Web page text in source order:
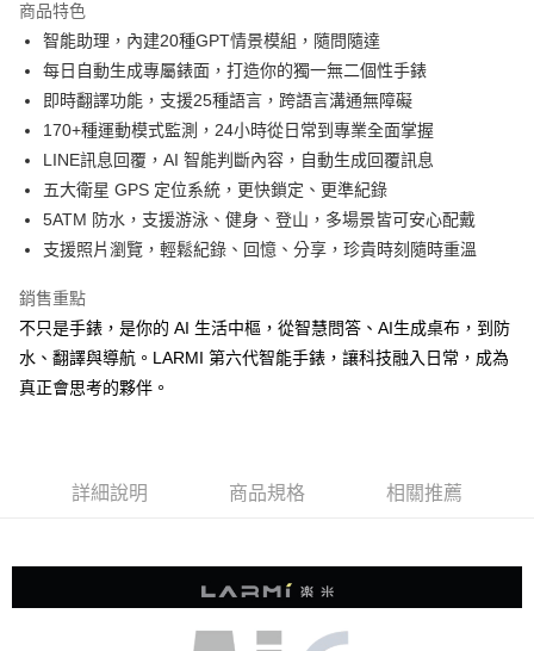
合作金庫商業銀行
華南商業銀行
彰化商業銀行
上海商業儲蓄銀行
台北富邦商業銀行
國泰世華商業銀行
兆豐國際商業銀行
臺灣中小企業銀行
台中商業銀行
匯豐（台灣）商業銀行
華泰商業銀行
聯邦商業銀行
遠東國際商業銀行
元大商業銀行
永豐商業銀行
玉山商業銀行
星展（台灣）商業銀行
台新國際商業銀行
中國信託商業銀行
6 期 0 利率 每期
華南商業銀行
彰化商業銀行
上海商業儲蓄銀行
台北富邦商業銀行
國泰世華商業銀行
兆豐國際商業銀行
臺灣中小企業銀行
台中商業銀行
匯豐（台灣）商業銀行
華泰商業銀行
聯邦商業銀行
遠東國際商業銀行
元大商業銀行
永豐商業銀行
玉山商業銀行
星展（台灣）商業銀行
台灣樂天信用卡公司
超商取貨付款
LINE Pay
街口支付
悠遊付
AFTEE先享後付
【關於「AFTEE先享後付」】
AFTEE先享後付是「在收到商品之後才付款」的支付方式。 讓您購物簡單
便利好安心！
１．簡單：不需註冊會員、不需綁卡、不需儲值。
２．便利：只要手機號碼，簡訊認證，即可結帳。
結帳頁面，進行簡訊認證並確認金額後，即可完成結帳。
購買商品的店家。未經商家同意取消之訂單仍視為有效，需透過AFTEE先享
※ 交易是否成功請以「AFTEE先享後付 」之結帳頁面顯示為準，若有關於
付款後全家取貨
7-11取貨付款
每筆NT$80，滿NT$1,500(含以上)免運費
商品特色
智能助理，內建20種GPT情景模組，隨問隨達
每日自動生成專屬錶面，打造你的獨一無二個性手錶
即時翻譯功能，支援25種語言，跨語言溝通無障礙
170+種運動模式監測，24小時從日常到專業全面掌握
LINE訊息回覆，AI 智能判斷內容，自動生成回覆訊息
五大衛星 GPS 定位系統，更快鎖定、更準紀錄
5ATM 防水，支援游泳、健身、登山，多場景皆可安心配戴
支援照片瀏覽，輕鬆紀錄、回憶、分享，珍貴時刻隨時重溫
銷售重點
不只是手錶，是你的 AI 生活中樞，從智慧問答、AI生成桌布，到防
水、翻譯與導航。LARMI 第六代智能手錶，讓科技融入日常，成為
真正會思考的夥伴。
詳細說明 商品規格 相關推薦